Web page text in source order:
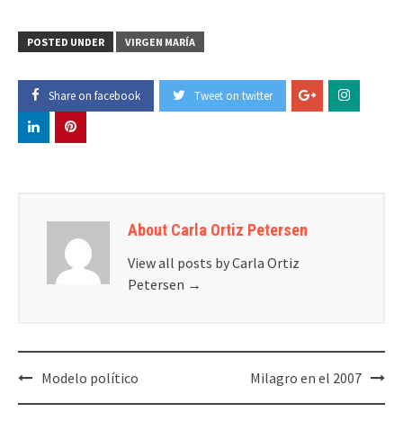
POSTED UNDER VIRGEN MARÍA
Share on facebook Tweet on twitter
About Carla Ortiz Petersen
View all posts by Carla Ortiz
Petersen →
Post
navigation
Modelo político Milagro en el 2007